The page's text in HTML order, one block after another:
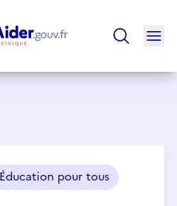
Éducation pour tous